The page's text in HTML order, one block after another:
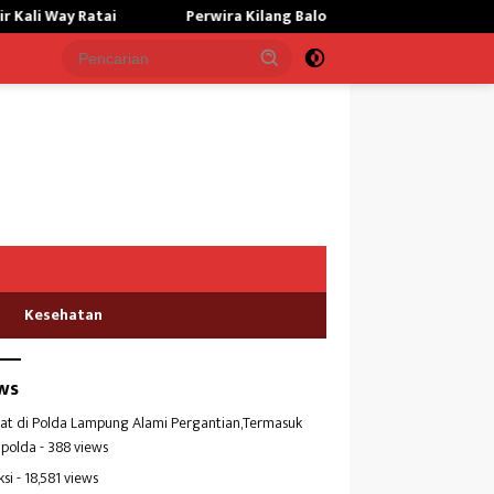
Perwira Kilang Balongan Gelar Doa Bersama, Perkuat
Kesehatan
di Polda Lampung Alami Pergantian,Termasuk
- 388 views
- 18,581 views